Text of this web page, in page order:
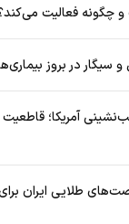
چگونه فعالیت
سیگار در بروز
آمریکا؛ قاطعیت
طلایی ایران